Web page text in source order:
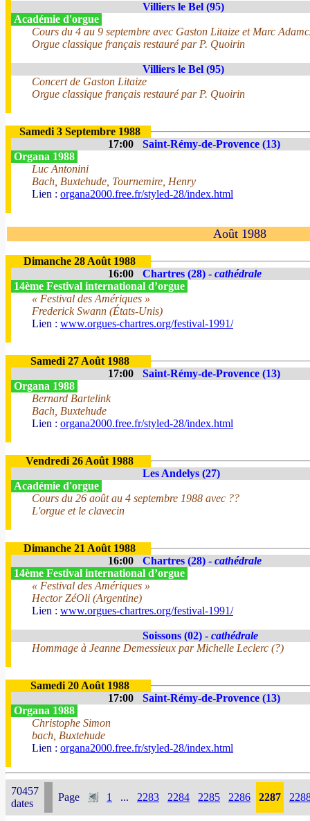
Villiers le Bel (95)
Académie d'orgue
Cours du 4 au 9 septembre avec Gaston Litaize et Marc
Orgue classique français restauré par P. Quoirin
Villiers le Bel (95)
Concert de Gaston Litaize
Orgue classique français restauré par P. Quoirin
Samedi 3 Septembre 1988
17:00
Saint-Rémy-de-Provence (13)
Organa 1988
Luc Antonini
Bach, Buxtehude, Tournemire, Henry
Lien : organa2000.free.fr/styled-28/index.html
Août 1988
Dimanche 28 Août 1988
16:00
Chartres (28) - cathédrale
14ème Festival international d’orgue
« Festival des Amériques »
Frederick Swann (États-Unis)
Lien : www.orgues-chartres.org/festival-1991/
Samedi 27 Août 1988
17:00
Saint-Rémy-de-Provence (13)
Organa 1988
Bernard Bartelink
Bach, Buxtehude
Lien : organa2000.free.fr/styled-28/index.html
Vendredi 26 Août 1988
Les Andelys (27)
Académie d'orgue
Cours du 26 août au 4 septembre 1988 avec ??
L'orgue et le clavecin
Dimanche 21 Août 1988
16:00
Chartres (28) - cathédrale
14ème Festival international d’orgue
« Festival des Amériques »
Hector ZéOli (Argentine)
Lien : www.orgues-chartres.org/festival-1991/
Soissons (02) - cathédrale
Hommage à Jeanne Demessieux par Michelle Leclerc (?)
Samedi 20 Août 1988
17:00
Saint-Rémy-de-Provence (13)
Organa 1988
Christophe Simon
bach, Buxtehude
Lien : organa2000.free.fr/styled-28/index.html
70457
dates
Page 1 ... 2283 2284 2285 2286 2287